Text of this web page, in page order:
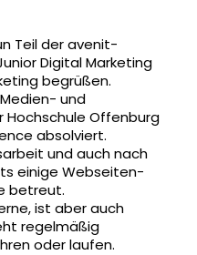
Teil der avenit-
Digital Marketing
begrüßen.
und
Offenburg
absolviert.
und auch nach
einige Webseiten-
betreut.
ist aber auch
regelmäßig
oder laufen.